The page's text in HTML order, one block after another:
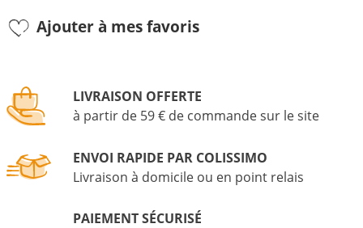
Ajouter à mes favoris
LIVRAISON OFFERTE
à partir de 59 € de commande sur le site
ENVOI RAPIDE PAR COLISSIMO
Livraison à domicile ou en point relais
PAIEMENT SÉCURISÉ